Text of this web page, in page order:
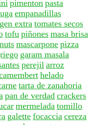
pimenton pasta
empanadillas
extra tomates secos
tofu piñones masa brisa
mascarpone pizza
garam masala
perejil arroz
helado
tarta de zanahoria
pan de verdad crackers
mermelada tomillo
galette focaccia cereza